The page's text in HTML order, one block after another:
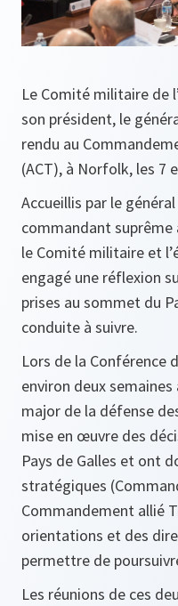
Le Comité militaire de
son président, le
rendu au
(ACT), à Norfolk, les 7
Accueillis par le
commandant
le Comité militaire et
engagé une réflexion
prises au sommet du
conduite à suivre.
Lors de la Conférence
environ deux
major de la défense
mise en œuvre des
Pays de Galles et ont
stratégiques
Commandement allié
orientations et des
permettre de
Les réunions de ces